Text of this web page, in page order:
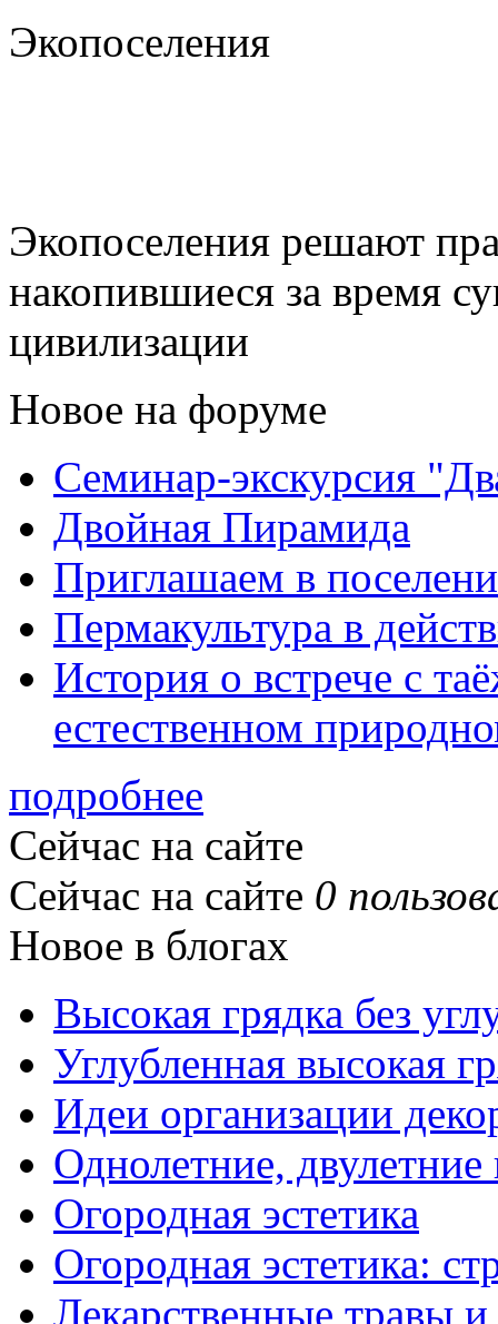
Экопоселения
Экопоселения решают
накопившиеся за время
цивилизации
Новое на форуме
Семинар-экскурсия
Двойная Пирамида
Приглашаем в
Пермакультура в
История о встрече с
естественном
подробнее
Сейчас на сайте
Сейчас на сайте 0
Новое в блогах
Высокая грядка без
Углубленная высокая
Идеи организации
Однолетние,
Огородная эстетика
Огородная эстетика:
Лекарственные травы и